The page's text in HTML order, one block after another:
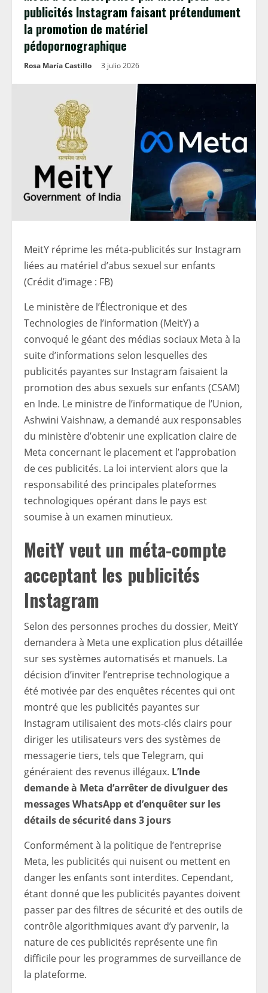
publicités Instagram faisant prétendument
la promotion de matériel
pédopornographique
Rosa María Castillo 3 julio 2026
MeitY réprime les méta-publicités sur Instagram
liées au matériel d’abus sexuel sur enfants
(Crédit d’image : FB)
Le ministère de l’Électronique et des
Technologies de l’information (MeitY) a
convoqué le géant des médias sociaux Meta à la
suite d’informations selon lesquelles des
publicités payantes sur Instagram faisaient la
promotion des abus sexuels sur enfants (CSAM)
en Inde. Le ministre de l’informatique de l’Union,
Ashwini Vaishnaw, a demandé aux responsables
du ministère d’obtenir une explication claire de
Meta concernant le placement et l’approbation
de ces publicités. La loi intervient alors que la
responsabilité des principales plateformes
technologiques opérant dans le pays est
soumise à un examen minutieux.
MeitY veut un méta-compte
acceptant les publicités
Instagram
Selon des personnes proches du dossier, MeitY
demandera à Meta une explication plus détaillée
sur ses systèmes automatisés et manuels. La
décision d’inviter l’entreprise technologique a
été motivée par des enquêtes récentes qui ont
montré que les publicités payantes sur
Instagram utilisaient des mots-clés clairs pour
diriger les utilisateurs vers des systèmes de
messagerie tiers, tels que Telegram, qui
généraient des revenus illégaux. L’Inde
demande à Meta d’arrêter de divulguer des
messages WhatsApp et d’enquêter sur les
détails de sécurité dans 3 jours
Conformément à la politique de l’entreprise
Meta, les publicités qui nuisent ou mettent en
danger les enfants sont interdites. Cependant,
étant donné que les publicités payantes doivent
passer par des filtres de sécurité et des outils de
contrôle algorithmiques avant d’y parvenir, la
nature de ces publicités représente une fin
difficile pour les programmes de surveillance de
la plateforme.